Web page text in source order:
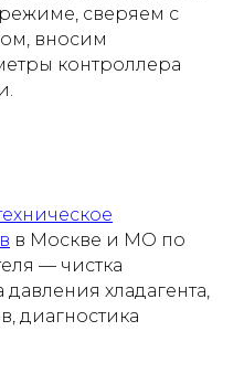
сверяем с
вносим
контроллера
в Москве и МО по
— чистка
хладагента,
диагностика